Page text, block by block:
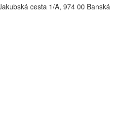
cesta 1/A, 974 00 Banská